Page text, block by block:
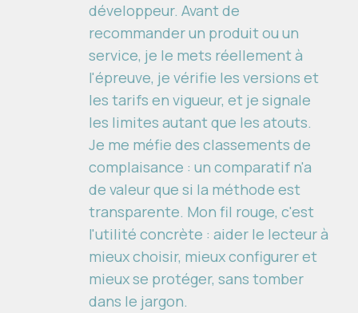
développeur. Avant de
recommander un produit ou un
service, je le mets réellement à
l'épreuve, je vérifie les versions et
les tarifs en vigueur, et je signale
les limites autant que les atouts.
Je me méfie des classements de
complaisance : un comparatif n'a
de valeur que si la méthode est
transparente. Mon fil rouge, c'est
l'utilité concrète : aider le lecteur à
mieux choisir, mieux configurer et
mieux se protéger, sans tomber
dans le jargon.